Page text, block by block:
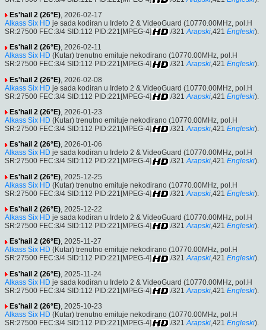
Es'hail 2 (26°E), 2026-02-17
Alkass Six HD je sada kodiran u Irdeto 2 & VideoGuard (10770.00MHz, pol.H
SR:27500 FEC:3/4 SID:112 PID:221[MPEG-4]
/321 Arapski,421 Engleski).
Es'hail 2 (26°E), 2026-02-11
Alkass Six HD (Kutar) trenutno emituje nekodirano (10770.00MHz, pol.H
SR:27500 FEC:3/4 SID:112 PID:221[MPEG-4]
/321 Arapski,421 Engleski).
Es'hail 2 (26°E) , 2026-02-08
Alkass Six HD je sada kodiran u Irdeto 2 & VideoGuard (10770.00MHz, pol.H
SR:27500 FEC:3/4 SID:112 PID:221[MPEG-4]
/321 Arapski ,421 Engleski).
Es'hail 2 (26°E), 2026-01-23
Alkass Six HD (Kutar) trenutno emituje nekodirano (10770.00MHz, pol.H
SR:27500 FEC:3/4 SID:112 PID:221[MPEG-4]
/321 Arapski,421 Engleski).
Es'hail 2 (26°E), 2026-01-06
Alkass Six HD je sada kodiran u Irdeto 2 & VideoGuard (10770.00MHz, pol.H
SR:27500 FEC:3/4 SID:112 PID:221[MPEG-4]
/321 Arapski,421 Engleski).
Es'hail 2 (26°E) , 2025-12-25
Alkass Six HD (Kutar) trenutno emituje nekodirano (10770.00MHz, pol.H
SR:27500 FEC:3/4 SID:112 PID:221[MPEG-4]
/321 Arapski ,421 Engleski).
Es'hail 2 (26°E), 2025-12-22
Alkass Six HD je sada kodiran u Irdeto 2 & VideoGuard (10770.00MHz, pol.H
SR:27500 FEC:3/4 SID:112 PID:221[MPEG-4]
/321 Arapski,421 Engleski).
Es'hail 2 (26°E), 2025-11-27
Alkass Six HD (Kutar) trenutno emituje nekodirano (10770.00MHz, pol.H
SR:27500 FEC:3/4 SID:112 PID:221[MPEG-4]
/321 Arapski,421 Engleski).
Es'hail 2 (26°E) , 2025-11-24
Alkass Six HD je sada kodiran u Irdeto 2 & VideoGuard (10770.00MHz, pol.H
SR:27500 FEC:3/4 SID:112 PID:221[MPEG-4]
/321 Arapski ,421 Engleski).
Es'hail 2 (26°E), 2025-10-23
Alkass Six HD (Kutar) trenutno emituje nekodirano (10770.00MHz, pol.H
SR:27500 FEC:3/4 SID:112 PID:221[MPEG-4]
/321 Arapski,421 Engleski).